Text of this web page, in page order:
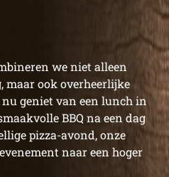
we niet alleen
ook overheerlijke
geniet van een lunch in
BBQ na een dag
pizza-avond, onze
naar een hoger